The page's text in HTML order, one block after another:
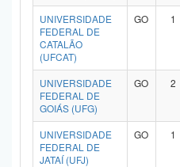
UNIVERSIDADE
FEDERAL DE
CATALÃO
(UFCAT)
GO 1
UNIVERSIDADE
FEDERAL DE
GOIÁS (UFG)
GO 2
UNIVERSIDADE
FEDERAL DE
JATAÍ (UFJ)
GO 1